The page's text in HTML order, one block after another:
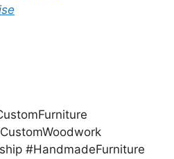
#HandmadeFurniture